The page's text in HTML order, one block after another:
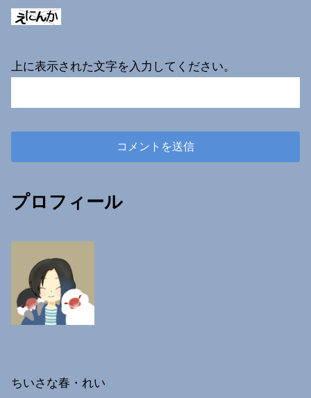
上に表示された文字を入力してください。
プロフィール
ちいさな春・れい